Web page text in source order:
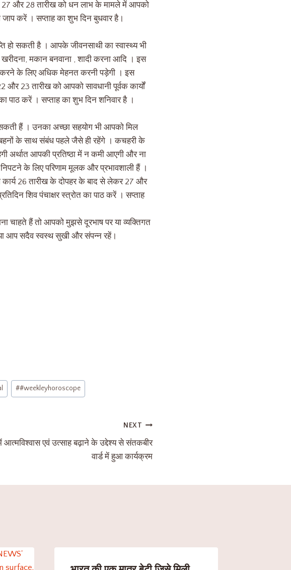
और 28 तारीख को धन लाभ के मामले में आपको
जाप करें । सप्ताह का शुभ दिन बुधवार है।
हो सकती है । आपके जीवनसाथी का स्वास्थ्य भी
मकान बनवाना , शादी करना आदि । इस
करने के लिए अधिक मेहनत करनी पड़ेगी । इस
23 तारीख को आपको सावधानी पूर्वक कार्यों
पाठ करें । सप्ताह का शुभ दिन शनिवार है ।
हैं । उनका अच्छा सहयोग भी आपको मिल
के साथ संबंध पहले जैसे ही रहेंगे । कचहरी के
अर्थात आपकी प्रतिष्ठा में न कमी आएगी और ना
के लिए परिणाम मूलक और प्रभावशाली हैं ।
कार्य 26 तारीख के दोपहर के बाद से लेकर 27 और
शिव पंचाक्षर स्त्रोत का पाठ करें । सप्ताह
चाहते हैं तो आपको मुझसे दूरभाष पर या व्यक्तिगत
या आप सदैव स्वस्थ सुखी और संपन्न रहें।
##weekleyhoroscope
NEXT
आत्मविश्वास एवं उत्साह बढ़ाने के उद्देश्य से संतकबीर
वार्ड में हुआ कार्यक्रम